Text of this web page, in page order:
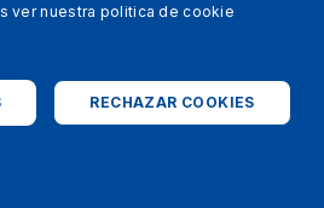
ITALIAN
ENGLISH
ver nuestra politica de cookie
RECHAZAR COOKIES